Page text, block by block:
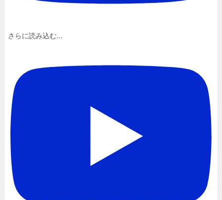
さらに読み込む...